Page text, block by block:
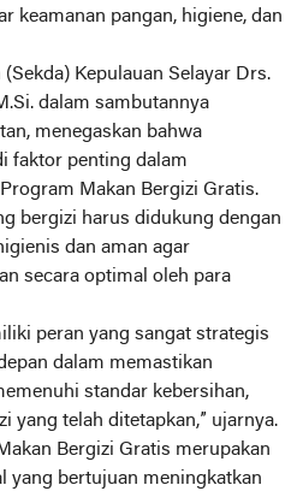
keamanan pangan, higiene, dan
Kepulauan Selayar Drs.
dalam sambutannya
menegaskan bahwa
faktor penting dalam
Makan Bergizi Gratis.
bergizi harus didukung dengan
dan aman agar
secara optimal oleh para
peran yang sangat strategis
dalam memastikan
standar kebersihan,
yang telah ditetapkan,” ujarnya.
Bergizi Gratis merupakan
yang bertujuan meningkatkan